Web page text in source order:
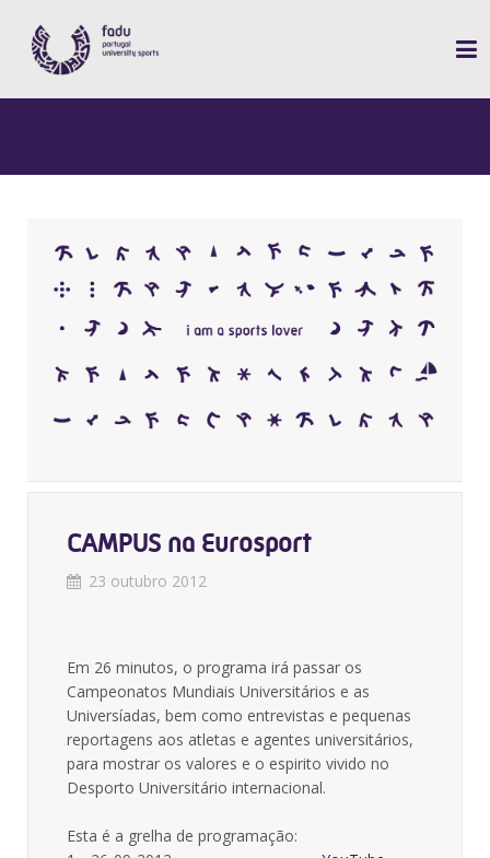
CAMPUS na Eurosport
23 outubro 2012
Em 26 minutos, o programa irá passar os
Campeonatos Mundiais Universitários e as
Universíadas, bem como entrevistas e pequenas
reportagens aos atletas e agentes universitários,
para mostrar os valores e o espirito vivido no
Desporto Universitário internacional.
Esta é a grelha de programação: